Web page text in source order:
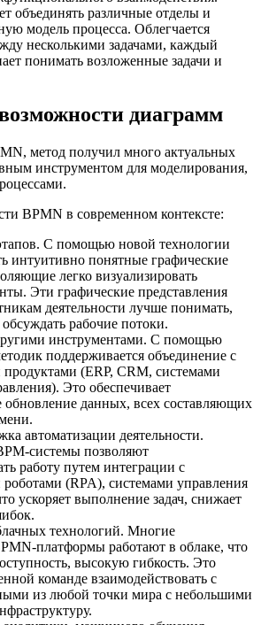
объединять различные отделы и
модель процесса. Облегчается
несколькими задачами, каждый
понимать возложенные задачи и
диаграмм
метод получил много актуальных
инструментом для моделирования,
BPMN в современном контексте:
С помощью новой технологии
интуитивно понятные графические
легко визуализировать
Эти графические представления
деятельности лучше понимать,
рабочие потоки.
инструментами. С помощью
поддерживается объединение с
(ERP, CRM, системами
Это обеспечивает
обновление данных, всех составляющих
автоматизации деятельности.
системы позволяют
работу путем интеграции с
(RPA), системами управления
ускоряет выполнение задач, снижает
технологий. Многие
платформы работают в облаке, что
высокую гибкость. Это
команде взаимодействовать с
из любой точки мира с небольшими